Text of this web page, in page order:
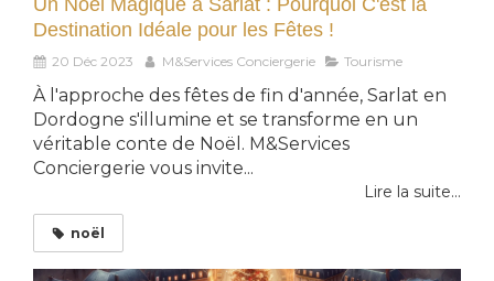
Destination Idéale pour les Fêtes !
20 Déc 2023 M&Services Conciergerie Tourisme
À l'approche des fêtes de fin d'année, Sarlat en
Dordogne s'illumine et se transforme en un
véritable conte de Noël. M&Services
Conciergerie vous invite...
Lire la suite...
noël